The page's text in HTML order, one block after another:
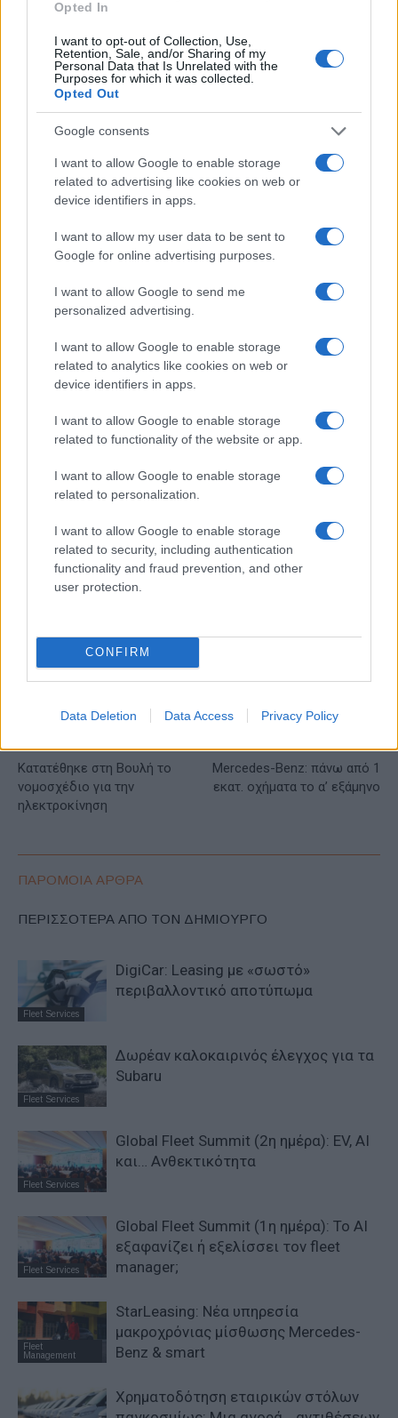
Opted In
I want to opt-out of Collection, Use,
Retention, Sale, and/or Sharing of my
Personal Data that Is Unrelated with the
Purposes for which it was collected.
Opted Out
Google consents
I want to allow Google to enable storage
related to advertising like cookies on web or
device identifiers in apps.
I want to allow my user data to be sent to
Google for online advertising purposes.
I want to allow Google to send me
personalized advertising.
I want to allow Google to enable storage
related to analytics like cookies on web or
device identifiers in apps.
I want to allow Google to enable storage
related to functionality of the website or app.
I want to allow Google to enable storage
related to personalization.
I want to allow Google to enable storage
related to security, including authentication
functionality and fraud prevention, and other
user protection.
CONFIRM
Data Deletion Data Access Privacy Policy
Το FIAT 500 Hybrid τώρα
από 18.990 ευρώ
Ατρόμητος και Novibet
συνεχίζουν μαζί: Ανανέωση
δεικτών FTSE4Good
άνοιξε τις πύλες του σε όλους
ΕΤΙΚΕΤΕΣ After Sales
Kosmocar-Volkswagen
Volkswagen MORE for you
Kατατέθηκε στη Βουλή το
νομοσχέδιο για την
ηλεκτροκίνηση
Mercedes-Benz: πάνω από 1
εκατ. οχήματα το α’ εξάμηνο
ΠΑΡΟΜΟΙΑ ΑΡΘΡΑ
ΠΕΡΙΣΣΟΤΕΡΑ ΑΠΟ ΤΟΝ ΔΗΜΙΟΥΡΓΟ
Fleet Services
DigiCar: Leasing με «σωστό»
περιβαλλοντικό αποτύπωμα
Fleet Services
Δωρέαν καλοκαιρινός έλεγχος για τα
Subaru
Fleet Services
Global Fleet Summit (2η ημέρα): EV, AI
και… Ανθεκτικότητα
Fleet Services
Global Fleet Summit (1η ημέρα): Το ΑΙ
εξαφανίζει ή εξελίσσει τον fleet
manager;
Fleet
Management
StarLeasing: Νέα υπηρεσία
μακροχρόνιας μίσθωσης Mercedes-
Benz & smart
Χρηματοδότηση εταιρικών στόλων